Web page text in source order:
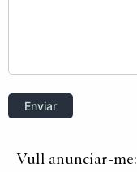
Vull anunciar-me: